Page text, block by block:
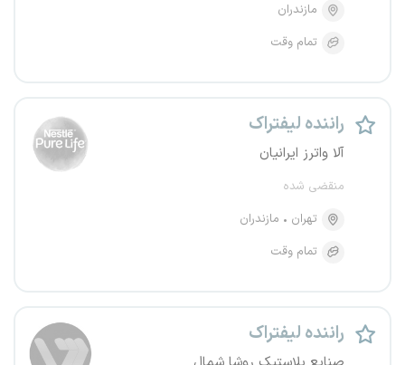
مازندران
تمام وقت
راننده لیفتراک
آلا واترز ایرانیان
منقضی شده
تهران
مازندران
تمام وقت
راننده لیفتراک